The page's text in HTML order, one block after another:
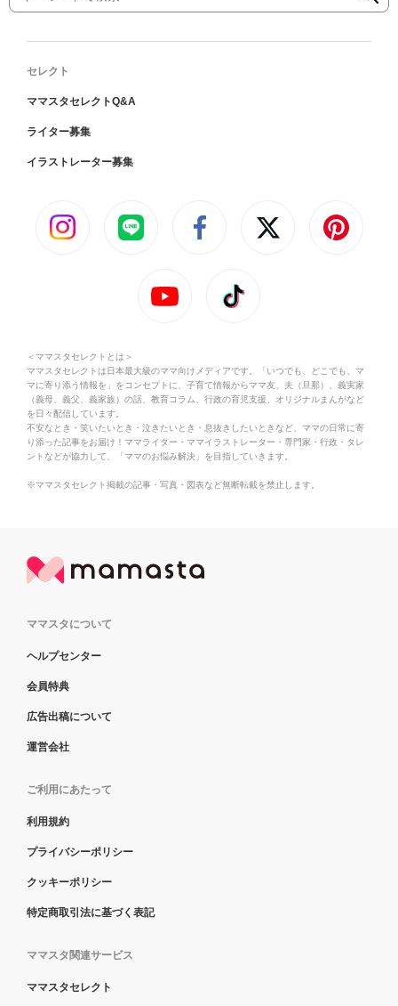
セレクト
ママスタセレクトQ&A
ライター募集
イラストレーター募集
＜ママスタセレクトとは＞
ママスタセレクトは日本最大級のママ向けメディアです。「いつでも、どこでも、マ
マに寄り添う情報を」をコンセプトに、子育て情報からママ友、夫（旦那）、義実家
（義母、義父、義家族）の話、教育コラム、行政の育児支援、オリジナルまんがなど
を日々配信しています。
不安なとき・笑いたいとき・泣きたいとき・息抜きしたいときなど、ママの日常に寄
り添った記事をお届け！ママライター・ママイラストレーター・専門家・行政・タレ
ントなどが協力して、「ママのお悩み解決」を目指していきます。
※ママスタセレクト掲載の記事・写真・図表など無断転載を禁止します。
ママスタについて
ヘルプセンター
会員特典
広告出稿について
運営会社
ご利用にあたって
利用規約
プライバシーポリシー
クッキーポリシー
特定商取引法に基づく表記
ママスタ関連サービス
ママスタセレクト